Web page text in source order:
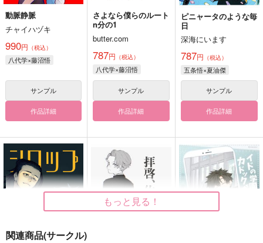
動脈静脈
チャイハヅキ
990円 （税込）
八代学×藤沼悟
サンプル
作品詳細
さよなら僕らのルート
n分の1
butter.com
787円 （税込）
八代学×藤沼悟
サンプル
作品詳細
ピニャータのような毎
日
深海にいます
787円 （税込）
五条悟×夏油傑
サンプル
作品詳細
もっと見る！
関連商品(サークル)